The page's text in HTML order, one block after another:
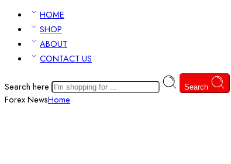
HOME
SHOP
ABOUT
CONTACT US
Search here Search
Forex NewsHome